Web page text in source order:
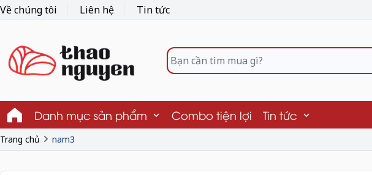
Về chúng tôi Liên hệ Tin tức
Danh mục sản phẩm Combo tiện lợi Tin tức
Trang chủ nam3